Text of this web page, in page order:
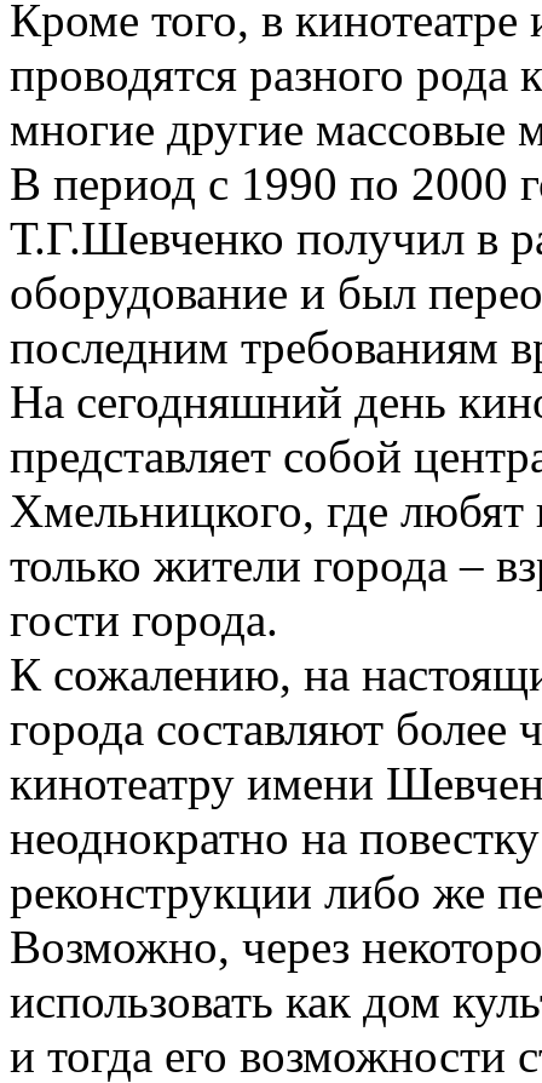
Кроме того, в
проводятся разного
многие другие массовые
В период с 1990 по 2000
Т.Г.Шевченко получил в
оборудование и был
последним требованиям
На сегодняшний день
представляет собой
Хмельницкого, где любят
только жители города –
гости города.
К сожалению, на
города составляют
кинотеатру имени
неоднократно на
реконструкции либо же
Возможно, через
использовать как дом
и тогда его возможности